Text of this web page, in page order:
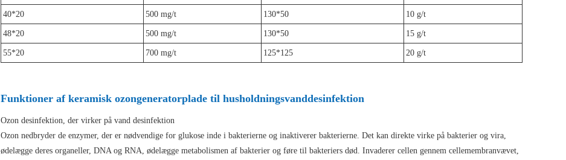
40*20 500 mg/t 130*50 10 g/t
48*20 500 mg/t 130*50 15 g/t
55*20 700 mg/t 125*125 20 g/t
Funktioner af keramisk ozongeneratorplade til husholdningsvanddesinfektion
Ozon desinfektion, der virker på vand desinfektion
Ozon nedbryder de enzymer, der er nødvendige for glukose inde i bakterierne og inaktiverer bakterierne. Det kan direkte virke på bakterier og vira,
ødelægge deres organeller, DNA og RNA, ødelægge metabolismen af ​​bakterier og føre til bakteriers død. Invaderer cellen gennem cellemembranvævet,